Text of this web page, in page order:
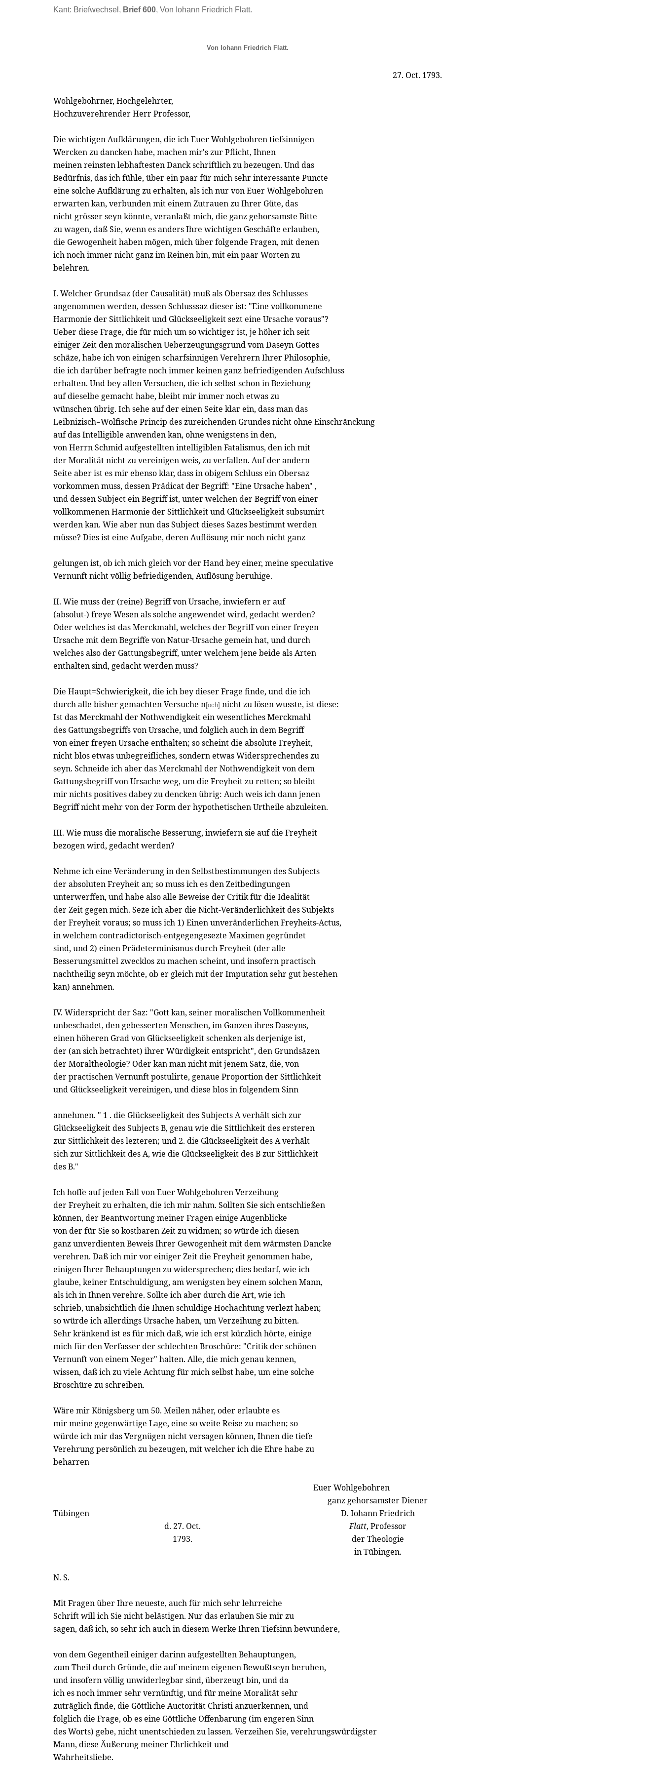
Kant: Briefwechsel, Brief 600, Von Iohann Friedrich Flatt.
Von Iohann Friedrich Flatt.
27. Oct. 1793.
Wohlgebohrner, Hochgelehrter,
Hochzuverehrender Herr Professor,
Die wichtigen Aufklärungen, die ich Euer Wohlgebohren tiefsinnigen
Wercken zu dancken habe, machen mir's zur Pflicht, Ihnen
meinen reinsten lebhaftesten Danck schriftlich zu bezeugen. Und das
Bedürfnis, das ich fühle, über ein paar für mich sehr interessante Puncte
eine solche Aufklärung zu erhalten, als ich nur von Euer Wohlgebohren
erwarten kan, verbunden mit einem Zutrauen zu Ihrer Güte, das
nicht grösser seyn könnte, veranlaßt mich, die ganz gehorsamste Bitte
zu wagen, daß Sie, wenn es anders Ihre wichtigen Geschäfte erlauben,
die Gewogenheit haben mögen, mich über folgende Fragen, mit denen
ich noch immer nicht ganz im Reinen bin, mit ein paar Worten zu
belehren.
I. Welcher Grundsaz (der Causalität) muß als Obersaz des Schlusses
angenommen werden, dessen Schlusssaz dieser ist: "Eine vollkommene
Harmonie der Sittlichkeit und Glückseeligkeit sezt eine Ursache voraus"?
Ueber diese Frage, die für mich um so wichtiger ist, je höher ich seit
einiger Zeit den moralischen Ueberzeugungsgrund vom Daseyn Gottes
schäze, habe ich von einigen scharfsinnigen Verehrern Ihrer Philosophie,
die ich darüber befragte noch immer keinen ganz befriedigenden Aufschluss
erhalten. Und bey allen Versuchen, die ich selbst schon in Beziehung
auf dieselbe gemacht habe, bleibt mir immer noch etwas zu
wünschen übrig. Ich sehe auf der einen Seite klar ein, dass man das
Leibnizisch=Wolfische Princip des zureichenden Grundes nicht ohne Einschränckung
auf das Intelligible anwenden kan, ohne wenigstens in den,
von Herrn Schmid aufgestellten intelligiblen Fatalismus, den ich mit
der Moralität nicht zu vereinigen weis, zu verfallen. Auf der andern
Seite aber ist es mir ebenso klar, dass in obigem Schluss ein Obersaz
vorkommen muss, dessen Prädicat der Begriff: "Eine Ursache haben" ,
und dessen Subject ein Begriff ist, unter welchen der Begriff von einer
vollkommenen Harmonie der Sittlichkeit und Glückseeligkeit subsumirt
werden kan. Wie aber nun das Subject dieses Sazes bestimmt werden
müsse? Dies ist eine Aufgabe, deren Auflösung mir noch nicht ganz
gelungen ist, ob ich mich gleich vor der Hand bey einer, meine speculative
Vernunft nicht völlig befriedigenden, Auflösung beruhige.
II. Wie muss der (reine) Begriff von Ursache, inwiefern er auf
(absolut-) freye Wesen als solche angewendet wird, gedacht werden?
Oder welches ist das Merckmahl, welches der Begriff von einer freyen
Ursache mit dem Begriffe von Natur-Ursache gemein hat, und durch
welches also der Gattungsbegriff, unter welchem jene beide als Arten
enthalten sind, gedacht werden muss?
Die Haupt=Schwierigkeit, die ich bey dieser Frage finde, und die ich
durch alle bisher gemachten Versuche n[och] nicht zu lösen wusste, ist diese:
Ist das Merckmahl der Nothwendigkeit ein wesentliches Merckmahl
des Gattungsbegriffs von Ursache, und folglich auch in dem Begriff
von einer freyen Ursache enthalten; so scheint die absolute Freyheit,
nicht blos etwas unbegreifliches, sondern etwas Widersprechendes zu
seyn. Schneide ich aber das Merckmahl der Nothwendigkeit von dem
Gattungsbegriff von Ursache weg, um die Freyheit zu retten; so bleibt
mir nichts positives dabey zu dencken übrig: Auch weis ich dann jenen
Begriff nicht mehr von der Form der hypothetischen Urtheile abzuleiten.
III. Wie muss die moralische Besserung, inwiefern sie auf die Freyheit
bezogen wird, gedacht werden?
Nehme ich eine Veränderung in den Selbstbestimmungen des Subjects
der absoluten Freyheit an; so muss ich es den Zeitbedingungen
unterwerffen, und habe also alle Beweise der Critik für die Idealität
der Zeit gegen mich. Seze ich aber die Nicht-Veränderlichkeit des Subjekts
der Freyheit voraus; so muss ich 1) Einen unveränderlichen Freyheits-Actus,
in welchem contradictorisch-entgegengesezte Maximen gegründet
sind, und 2) einen Prädeterminismus durch Freyheit (der alle
Besserungsmittel zwecklos zu machen scheint, und insofern practisch
nachtheilig seyn möchte, ob er gleich mit der Imputation sehr gut bestehen
kan) annehmen.
IV. Widerspricht der Saz: "Gott kan, seiner moralischen Vollkommenheit
unbeschadet, den gebesserten Menschen, im Ganzen ihres Daseyns,
einen höheren Grad von Glückseeligkeit schenken als derjenige ist,
der (an sich betrachtet) ihrer Würdigkeit entspricht", den Grundsäzen
der Moraltheologie? Oder kan man nicht mit jenem Satz, die, von
der practischen Vernunft postulirte, genaue Proportion der Sittlichkeit
und Glückseeligkeit vereinigen, und diese blos in folgendem Sinn
annehmen. " 1 . die Glückseeligkeit des Subjects A verhält sich zur
Glückseeligkeit des Subjects B, genau wie die Sittlichkeit des ersteren
zur Sittlichkeit des lezteren; und 2. die Glückseeligkeit des A verhält
sich zur Sittlichkeit des A, wie die Glückseeligkeit des B zur Sittlichkeit
des B."
Ich hoffe auf jeden Fall von Euer Wohlgebohren Verzeihung
der Freyheit zu erhalten, die ich mir nahm. Sollten Sie sich entschließen
können, der Beantwortung meiner Fragen einige Augenblicke
von der für Sie so kostbaren Zeit zu widmen; so würde ich diesen
ganz unverdienten Beweis Ihrer Gewogenheit mit dem wärmsten Dancke
verehren. Daß ich mir vor einiger Zeit die Freyheit genommen habe,
einigen Ihrer Behauptungen zu widersprechen; dies bedarf, wie ich
glaube, keiner Entschuldigung, am wenigsten bey einem solchen Mann,
als ich in Ihnen verehre. Sollte ich aber durch die Art, wie ich
schrieb, unabsichtlich die Ihnen schuldige Hochachtung verlezt haben;
so würde ich allerdings Ursache haben, um Verzeihung zu bitten.
Sehr kränkend ist es für mich daß, wie ich erst kürzlich hörte, einige
mich für den Verfasser der schlechten Broschüre: "Critik der schönen
Vernunft von einem Neger" halten. Alle, die mich genau kennen,
wissen, daß ich zu viele Achtung für mich selbst habe, um eine solche
Broschüre zu schreiben.
Wäre mir Königsberg um 50. Meilen näher, oder erlaubte es
mir meine gegenwärtige Lage, eine so weite Reise zu machen; so
würde ich mir das Vergnügen nicht versagen können, Ihnen die tiefe
Verehrung persönlich zu bezeugen, mit welcher ich die Ehre habe zu
beharren
Euer Wohlgebohren
ganz gehorsamster Diener
Tübingen
D. Iohann Friedrich
d. 27. Oct.
Flatt, Professor
1793.
der Theologie
in Tübingen.
N. S.
Mit Fragen über Ihre neueste, auch für mich sehr lehrreiche
Schrift will ich Sie nicht belästigen. Nur das erlauben Sie mir zu
sagen, daß ich, so sehr ich auch in diesem Werke Ihren Tiefsinn bewundere,
von dem Gegentheil einiger darinn aufgestellten Behauptungen,
zum Theil durch Gründe, die auf meinem eigenen Bewußtseyn beruhen,
und insofern völlig unwiderlegbar sind, überzeugt bin, und da
ich es noch immer sehr vernünftig, und für meine Moralität sehr
zuträglich finde, die Göttliche Auctorität Christi anzuerkennen, und
folglich die Frage, ob es eine Göttliche Offenbarung (im engeren Sinn
des Worts) gebe, nicht unentschieden zu lassen. Verzeihen Sie, verehrungswürdigster
Mann, diese Äußerung meiner Ehrlichkeit und
Wahrheitsliebe.